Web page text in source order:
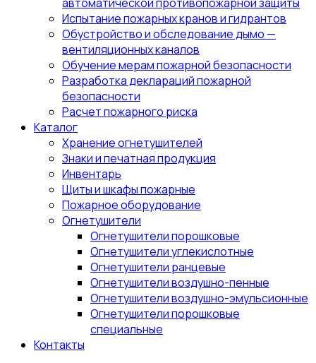
Испытание пожарных кранов и гидрантов
Обустройство и обследование дымо —
вентиляционных каналов
Обучение мерам пожарной безопасности
Разработка деклараций пожарной
безопасности
Расчет пожарного риска
Каталог
Хранение огнетушителей
Знаки и печатная продукция
Инвентарь
Щиты и шкафы пожарные
Пожарное оборудование
Огнетушители
Огнетушители порошковые
Огнетушители углекислотные
Огнетушители ранцевые
Огнетушители воздушно-пенные
Огнетушители воздушно-эмульсионные
Огнетушители порошковые
специальные
Контакты